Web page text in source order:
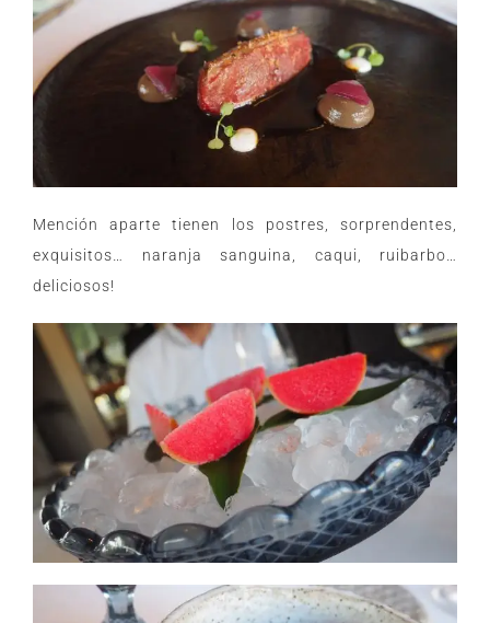
Mención aparte tienen los postres, sorprendentes,
exquisitos… naranja sanguina, caqui, ruibarbo…
deliciosos!